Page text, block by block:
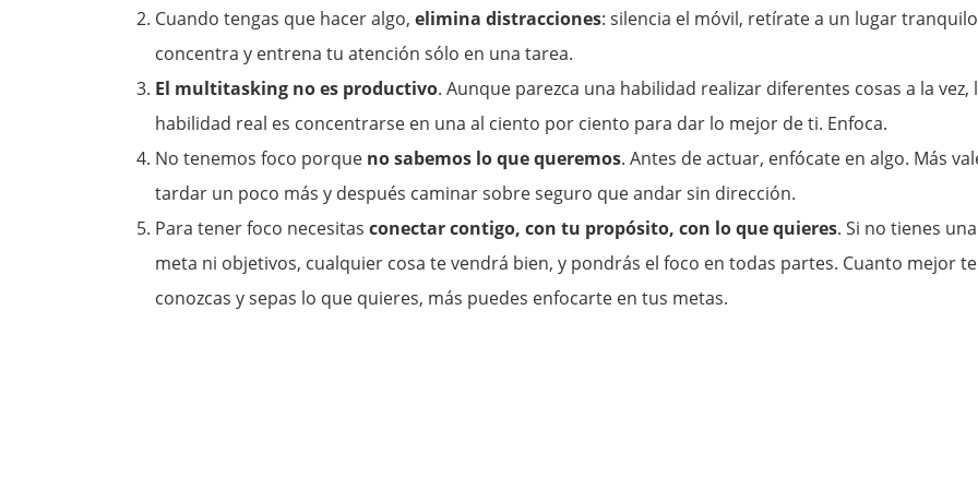
Cuando tengas que hacer algo, elimina distracciones: silencia el móvil, retírate a un lugar
concentra y entrena tu atención sólo en una tarea.
El multitasking no es productivo. Aunque parezca una habilidad realizar diferentes cosas a la vez,
habilidad real es concentrarse en una al ciento por ciento para dar lo mejor de ti. Enfoca.
No tenemos foco porque no sabemos lo que queremos. Antes de actuar, enfócate en algo. Más
tardar un poco más y después caminar sobre seguro que andar sin dirección.
Para tener foco necesitas conectar contigo, con tu propósito, con lo que quieres. Si no tienes una
meta ni objetivos, cualquier cosa te vendrá bien, y pondrás el foco en todas partes. Cuanto mejor te
conozcas y sepas lo que quieres, más puedes enfocarte en tus metas.